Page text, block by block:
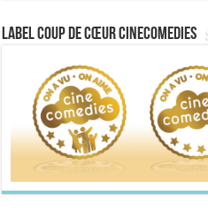
Label Coup de Cœur CineComedies